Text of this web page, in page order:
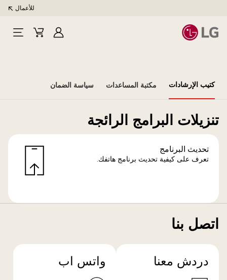
للأعمال
تسجيلCart
Open
كتيب الإرشادات مكتبة المساعدات سياسة الضمان
تنزيلات البرامج الرائجة
تحديث البرنامج
تعرف على كيفية تحديث برنامج هاتفك.
اتصل بنا
دردش معنا واتس اب